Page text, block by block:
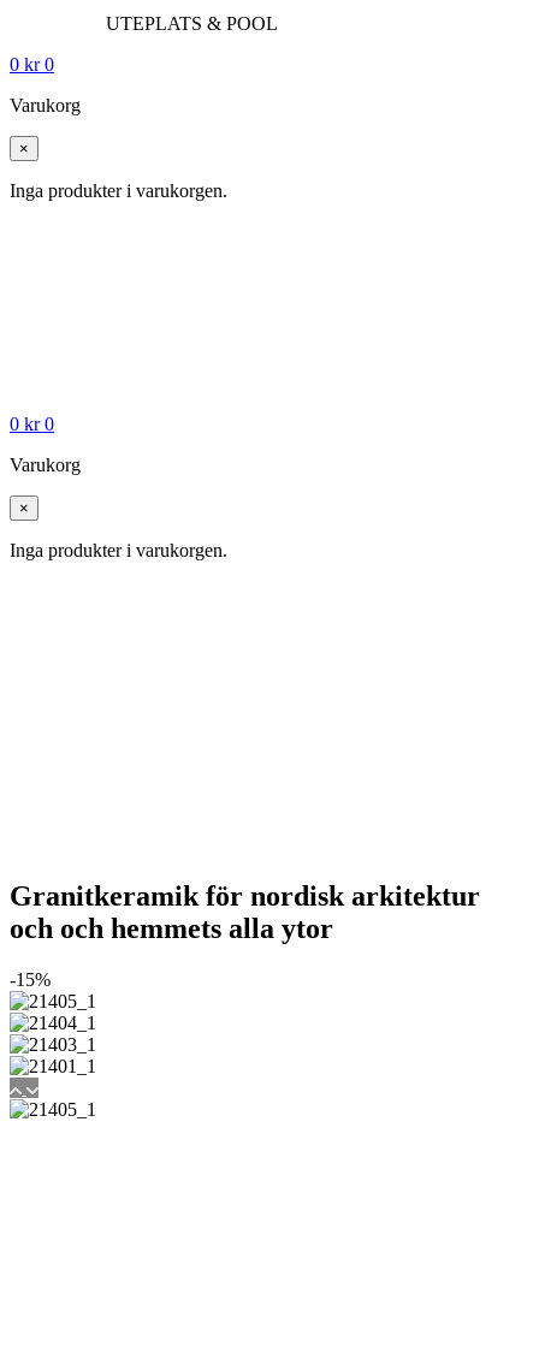
UTEPLATS & POOL
0 kr 0
Varukorg
×
Inga produkter i varukorgen.
0 kr 0
Varukorg
×
Inga produkter i varukorgen.
Granitkeramik för nordisk arkitektur
och och hemmets alla ytor
-15%